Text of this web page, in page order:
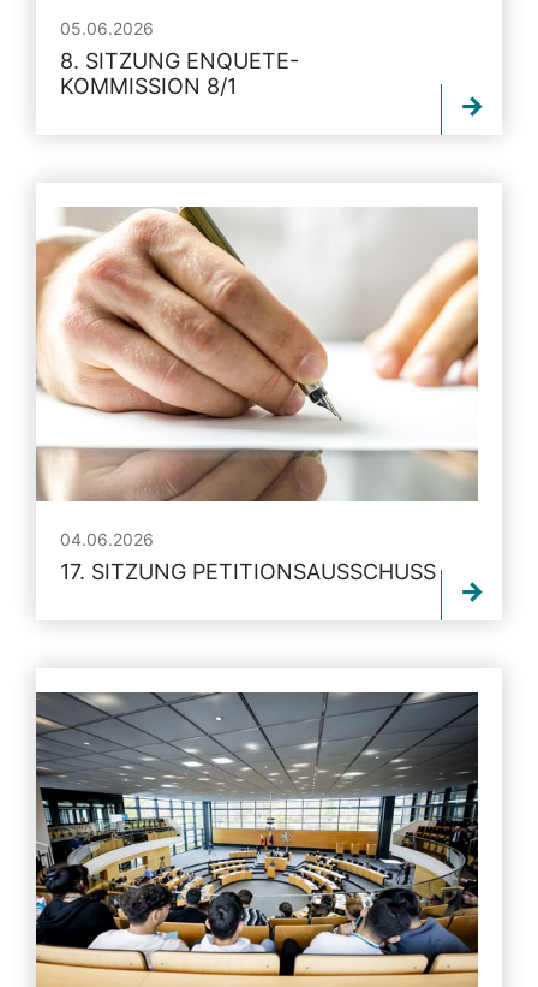
05.06.2026
8. SITZUNG ENQUETE-
KOMMISSION 8/1
04.06.2026
17. SITZUNG PETITIONSAUSSCHUSS